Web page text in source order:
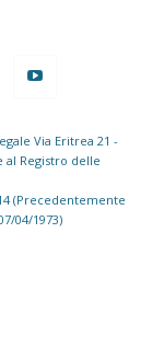
Via Eritrea 21 -
al Registro delle
(Precedentemente
04/1973)